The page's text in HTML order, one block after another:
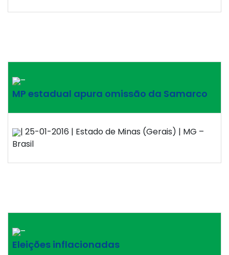
–
MP estadual apura omissão da Samarco
| 25-01-2016 | Estado de Minas (Gerais) | MG –
Brasil
–
Eleições inflacionadas